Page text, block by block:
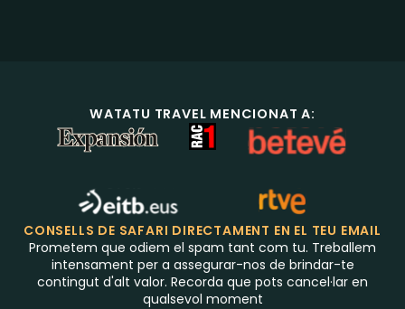
WATATU TRAVEL MENCIONAT A:
CONSELLS DE SAFARI DIRECTAMENT EN EL TEU EMAIL
Prometem que odiem el spam tant com tu. Treballem
intensament per a assegurar-nos de brindar-te
contingut d'alt valor. Recorda que pots cancel·lar en
qualsevol moment